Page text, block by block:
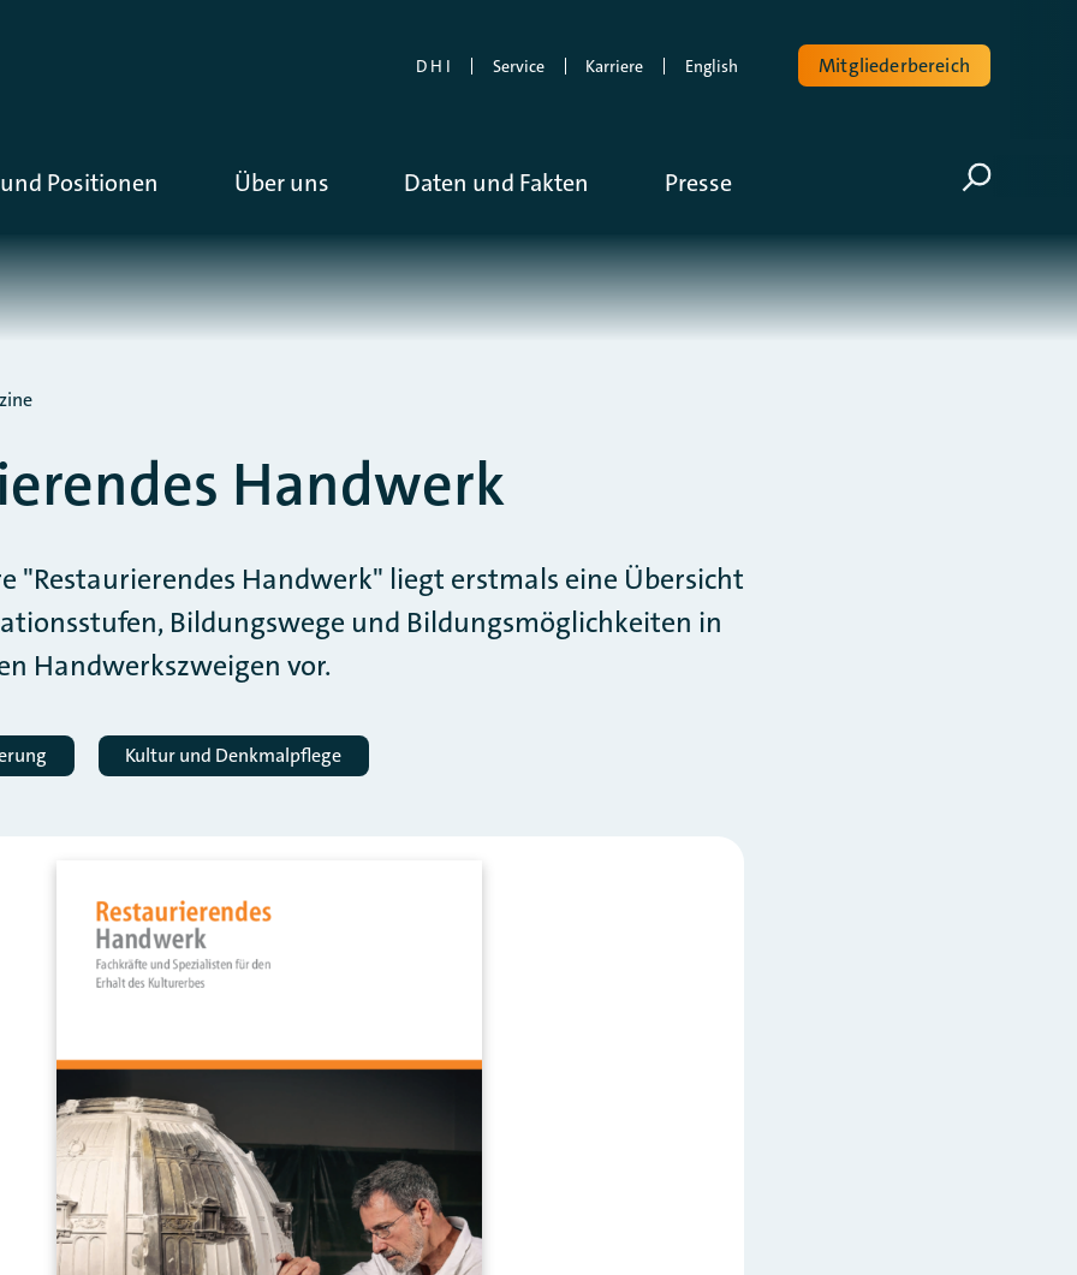
D H I Service Karriere English Mitgliederbereich
Positionen Über uns Daten und Fakten PresseVolltextsuche
Suche
Handwerk
"Restaurierendes Handwerk" liegt erstmals eine Übersicht
Bildungswege und Bildungsmöglichkeiten in
Handwerkszweigen vor.
Kultur und Denkmalpflege